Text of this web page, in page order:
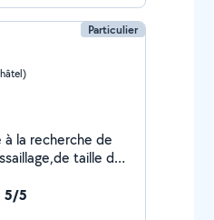
Particulier
à la recherche de
taille de
à entretenir et
5/5